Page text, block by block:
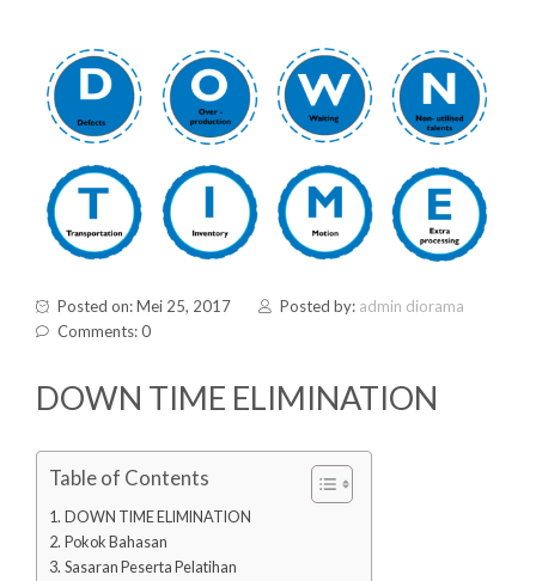
Posted on: Mei 25, 2017 Posted by: admin diorama
Comments: 0
DOWN TIME ELIMINATION
Table of Contents
DOWN TIME ELIMINATION
Pokok Bahasan
Sasaran Peserta Pelatihan